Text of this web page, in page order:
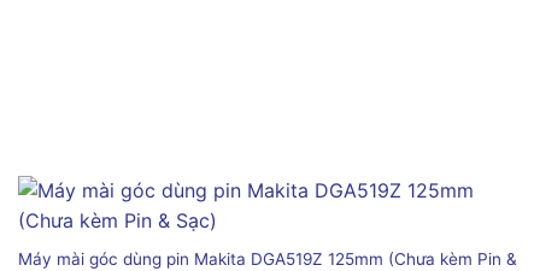
Máy mài góc dùng pin Makita DGA519Z 125mm (Chưa kèm Pin &